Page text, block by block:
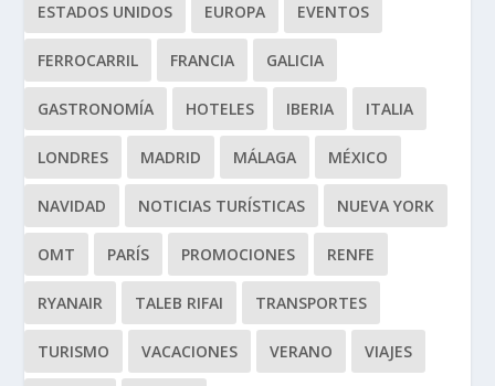
ESTADOS UNIDOS EUROPA EVENTOS
FERROCARRIL FRANCIA GALICIA
GASTRONOMÍA HOTELES IBERIA ITALIA
LONDRES MADRID MÁLAGA MÉXICO
NAVIDAD NOTICIAS TURÍSTICAS NUEVA YORK
OMT PARÍS PROMOCIONES RENFE
RYANAIR TALEB RIFAI TRANSPORTES
TURISMO VACACIONES VERANO VIAJES